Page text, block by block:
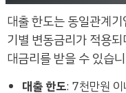
대출 한도는 동일관계
기별 변동금리가 적용
대금리를 받을 수 있습
대출 한도: 7천만원 이